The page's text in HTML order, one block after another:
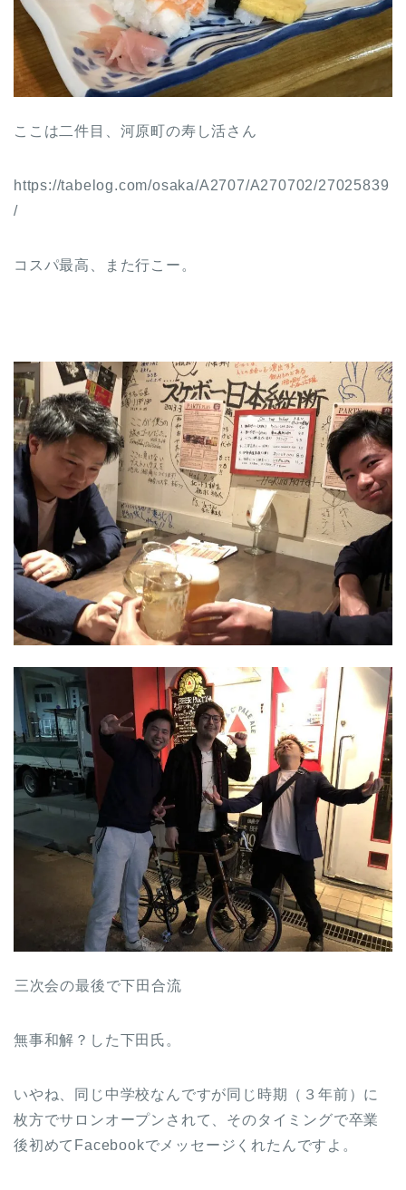
ここは二件目、河原町の寿し活さん
https://tabelog.com/osaka/A2707/A270702/27025839
/
コスパ最高、また行こー。
三次会の最後で下田合流
無事和解？した下田氏。
いやね、同じ中学校なんですが同じ時期（３年前）に
枚方でサロンオープンされて、そのタイミングで卒業
後初めてFacebookでメッセージくれたんですよ。